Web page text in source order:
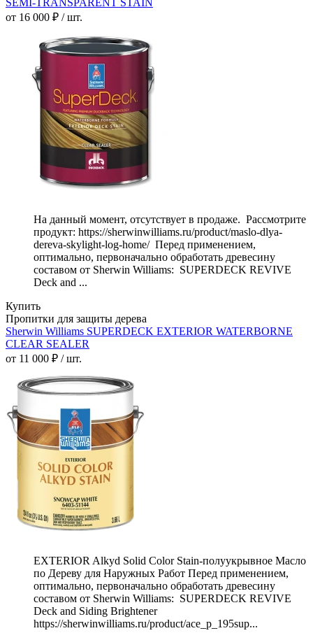
SEMI-TRANSPARENT STAIN
от 16 000 ₽ / шт.
На данный момент, отсутствует в продаже. Рассмотрите
продукт: https://sherwinwilliams.ru/product/maslo-dlya-
dereva-skylight-log-home/ Перед применением,
оптимально, первоначально обработать древесину
составом от Sherwin Williams: SUPERDECK REVIVE
Deck and ...
Купить
Пропитки для защиты дерева
Sherwin Williams SUPERDECK EXTERIOR WATERBORNE
CLEAR SEALER
от 11 000 ₽ / шт.
EXTERIOR Alkyd Solid Color Stain-полуукрывное Масло
по Дереву для Наружных Работ Перед применением,
оптимально, первоначально обработать древесину
составом от Sherwin Williams: SUPERDECK REVIVE
Deck and Siding Brightener
https://sherwinwilliams.ru/product/ace_p_195sup...